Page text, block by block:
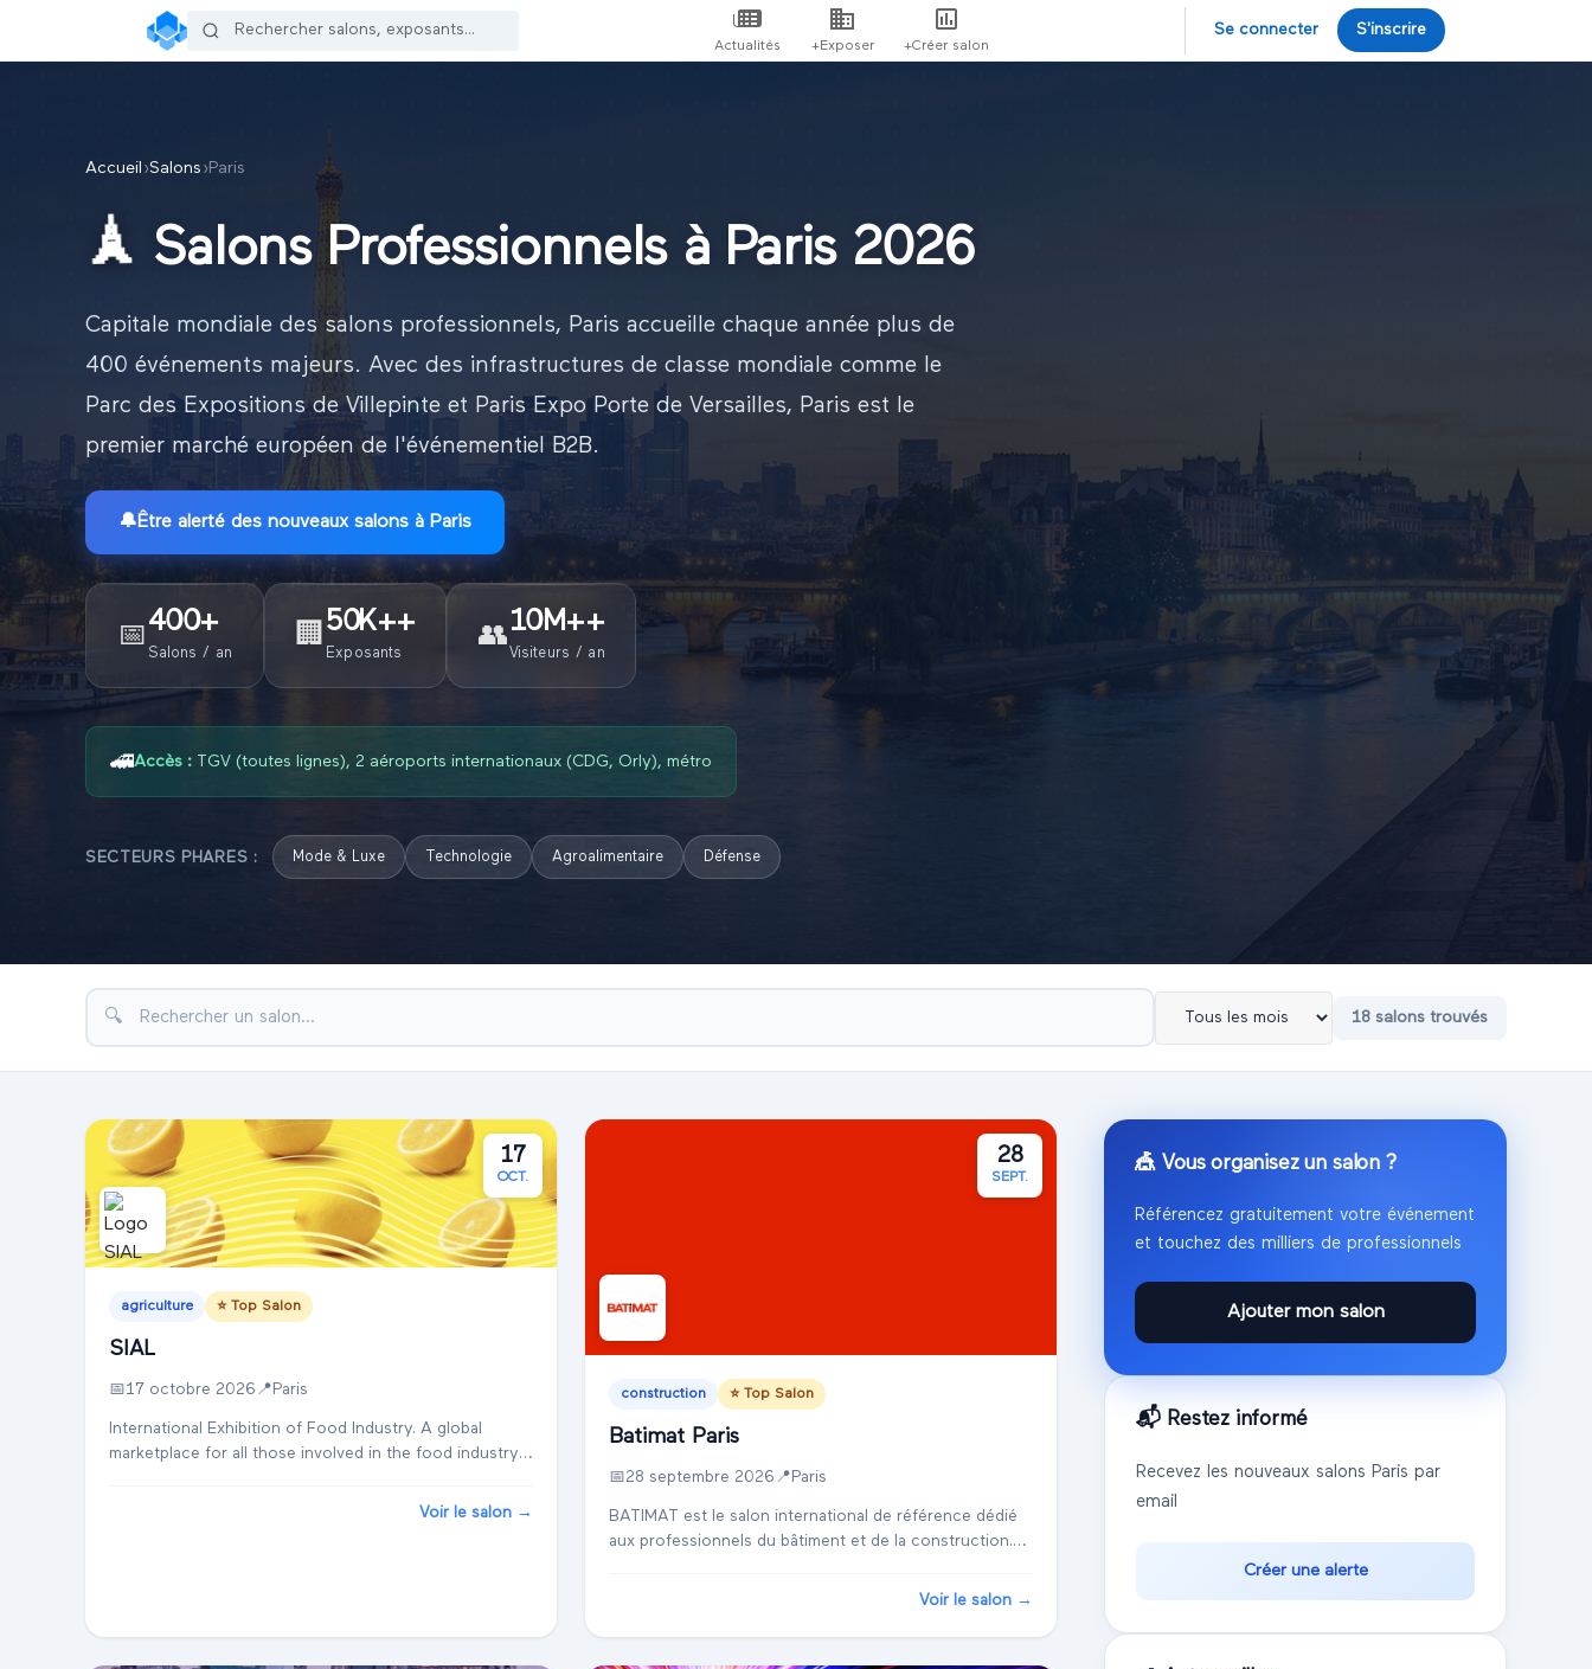
Actualités +Exposer +Créer salon
Se connecter S'inscrire
Accueil ›Salons ›Paris
🗼 Salons Professionnels à Paris 2026
Capitale mondiale des salons professionnels, Paris accueille chaque année plus de
400 événements majeurs. Avec des infrastructures de classe mondiale comme le
Parc des Expositions de Villepinte et Paris Expo Porte de Versailles, Paris est le
premier marché européen de l'événementiel B2B.
🔔Être alerté des nouveaux salons à Paris
📅400+
Salons / an
🏢 50K++
Exposants
👥10M++
Visiteurs / an
🚄Accès : TGV (toutes lignes), 2 aéroports internationaux (CDG, Orly), métro
SECTEURS PHARES : Mode & Luxe Technologie Agroalimentaire Défense
🔍 18 salons trouvés
17
OCT.
agriculture ⭐ Top Salon
SIAL
📅17 octobre 2026 📍 Paris
International Exhibition of Food Industry. A global
marketplace for all those involved in the food industry
Voir le salon →
28
SEPT.
construction ⭐ Top Salon
Batimat Paris
📅 28 septembre 2026 📍 Paris
BATIMAT est le salon international de référence dédié
aux professionnels du bâtiment et de la construction.
techniques et des savoir-faire du secteur, ...
Voir le salon →
🎪 Vous organisez un salon ?
Référencez gratuitement votre événement
et touchez des milliers de professionnels
Ajouter mon salon
📬 Restez informé
Recevez les nouveaux salons Paris par
email
Créer une alerte